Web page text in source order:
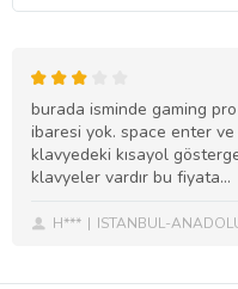
burada isminde gaming
ibaresi yok. space enter
klavyedeki kısayol
klavyeler vardır bu fiyata...
H*** ISTANBUL-